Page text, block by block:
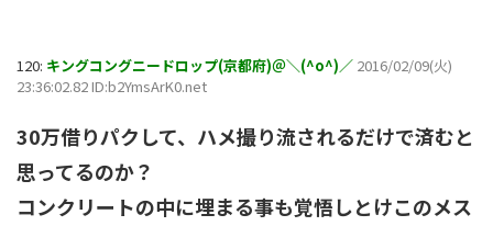
120: キングコングニードロップ(京都府)＠＼(^o^)／ 2016/02/09(火)
23:36:02.82 ID:b2YmsArK0.net
30万借りパクして、ハメ撮り流されるだけで済むと
思ってるのか？
コンクリートの中に埋まる事も覚悟しとけこのメス